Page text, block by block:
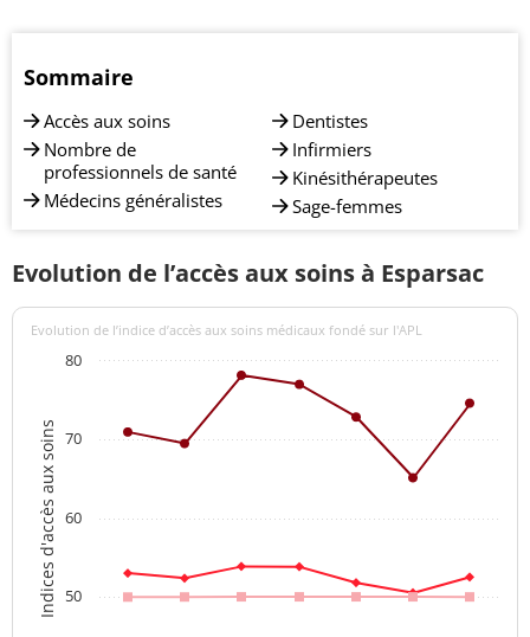
Sommaire
Accès aux soins
Nombre de
professionnels de santé
Médecins généralistes
Dentistes
Infirmiers
Kinésithérapeutes
Sage-femmes
Evolution de l’accès aux soins à Esparsac
Indices d'accès aux soins
Evolution de l’indice d’accès aux soins médicaux fondé sur l'APL
50
60
70
80